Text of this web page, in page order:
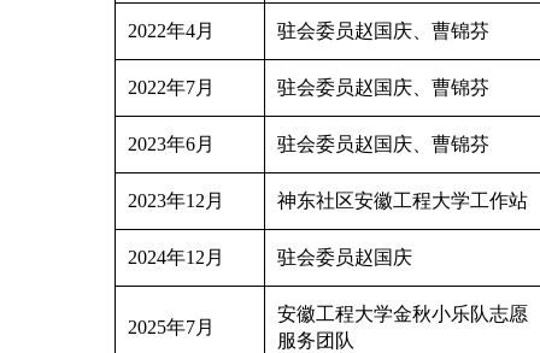
2022年4月 驻会委员赵国庆、曹锦芬
2022年7月 驻会委员赵国庆、曹锦芬
2023年6月 驻会委员赵国庆、曹锦芬
2023年12月 神东社区安徽工程大学工作站
2024年12月 驻会委员赵国庆
2025年7月
安徽工程大学金秋小乐队志愿
服务团队